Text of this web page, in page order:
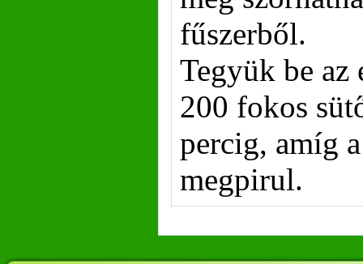
fűszerből.
Tegyük be
200 fokos
percig, amíg
megpirul.